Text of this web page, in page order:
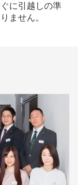
に引越しの準
ません。